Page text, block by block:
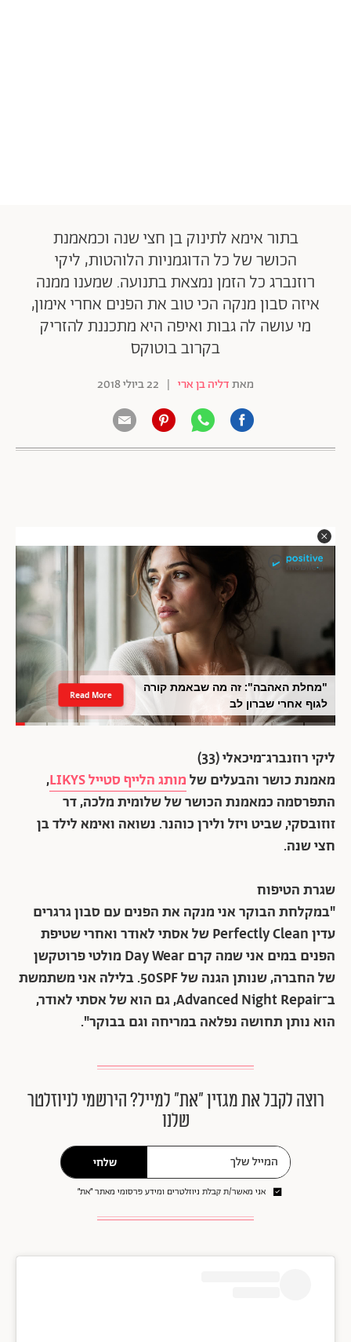
בתור אימא לתינוק בן חצי שנה וכמאמנת
הכושר של כל הדוגמניות הלוהטות, ליקי
רוזנברג כל הזמן נמצאת בתנועה. שמענו ממנה
איזה סבון מנקה הכי טוב את הפנים אחרי אימון,
מי עושה לה גבות ואיפה היא מתכננת להזריק
בקרוב בוטוקס
מאתדליה בן ארי | 22 ביולי 2018
"מחלת האהבה": זה מה שבאמת קורה
לגוף אחרי שברון לב
Read More
ליקי רוזנברג־מיכאלי(33)
מאמנת כושר והבעלים שלמותג הלייף סטייל LIKYS
,
התפרסמה כמאמנת הכושר של שלומית מלכה, דר
זוזובסקי, שביט ויזל ולירן כוהנר. נשואה ואימא לילד בן
חצי שנה.
שגרת הטיפוח
"במקלחת הבוקר אני מנקה את הפנים עם סבון גרגרים
עדין Perfectly Clean של אסתי לאודר ואחרי שטיפת
הפנים במים אני שמה קרם Day Wear מולטי פרוטקשן
של החברה, שנותן הגנה של 50SPF. בלילה אני משתמשת
ב־Advanced Night Repair, גם הוא של אסתי לאודר,
הוא נותן תחושה נפלאה במריחה וגם בבוקר".
רוצה לקבל את מגזין ״את״ למייל? הירשמי לניוזלטר
שלנו
שלחי
אני מאשר/ת קבלת ניוזלטרים ומידע פרסומי מאתר ״את״